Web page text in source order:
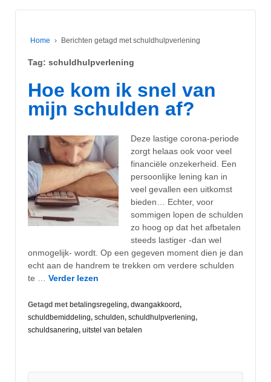
Home › Berichten getagd met schuldhulpverlening
Tag: schuldhulpverlening
Hoe kom ik snel van
mijn schulden af?
Deze lastige corona-periode
zorgt helaas ook voor veel
financiële onzekerheid. Een
persoonlijke lening kan in
veel gevallen een uitkomst
bieden… Echter, voor
sommigen lopen de schulden
zo hoog op dat het afbetalen
steeds lastiger -dan wel
onmogelijk- wordt. Op een gegeven moment dien je dan
echt aan de handrem te trekken om verdere schulden
te … Verder lezen
Getagd met betalingsregeling, dwangakkoord,
schuldbemiddeling, schulden, schuldhulpverlening,
schuldsanering, uitstel van betalen